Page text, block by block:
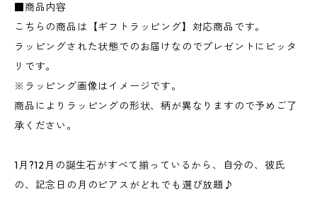
■商品内容
こちらの商品は【ギフトラッピング】対応商品です。
ラッピングされた状態でのお届けなのでプレゼントにピッタ
リです。
※ラッピング画像はイメージです。
商品によりラッピングの形状、柄が異なりますので予めご了
承ください。
1月?12月の誕生石がすべて揃っているから、自分の、彼氏
の、記念日の月のピアスがどれでも選び放題♪